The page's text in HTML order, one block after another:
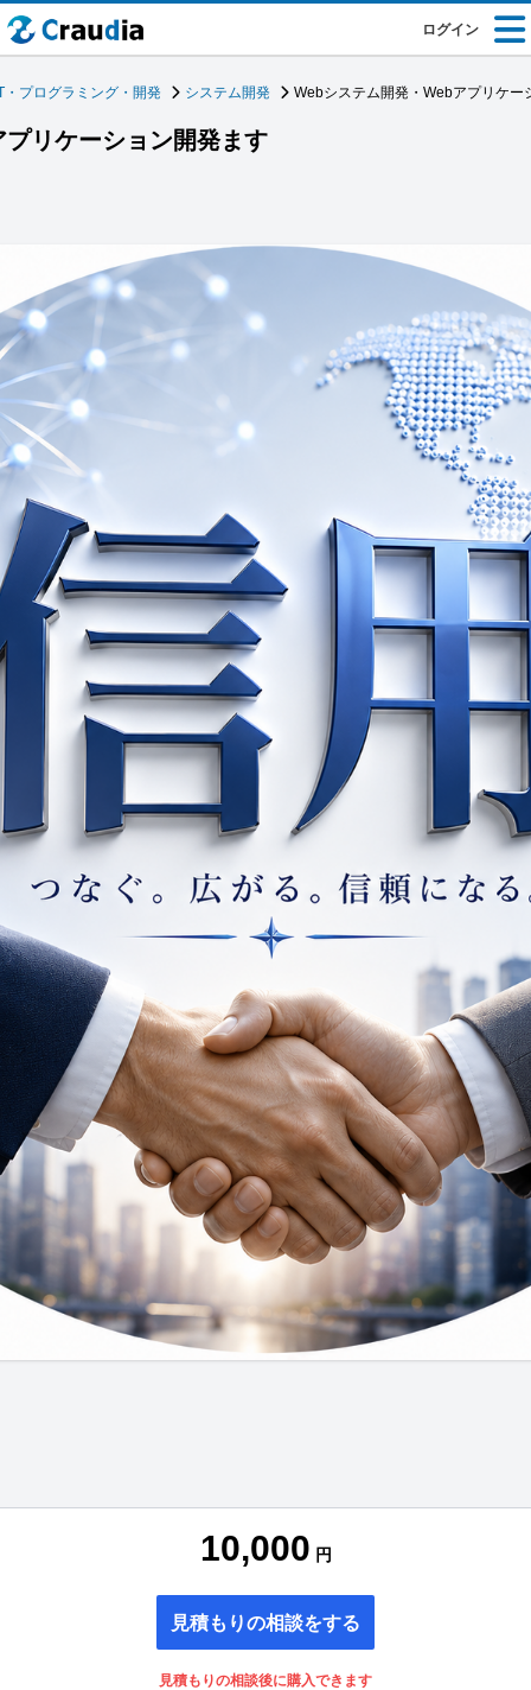
ログイン
・プログラミング・開発 システム開発 Webシステム開発・Webアプリケー
リケーション開発ます
10,000 円
見積もりの相談をする
見積もりの相談後に購入できます